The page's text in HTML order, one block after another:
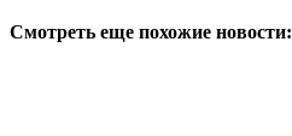
Смотреть еще похожие новости: